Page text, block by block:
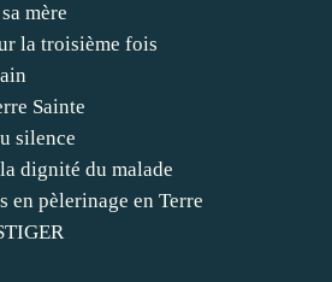
mère
la troisième fois
Sainte
silence
dignité du malade
en pèlerinage en Terre